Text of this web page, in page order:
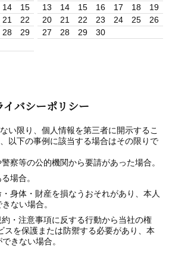
14
15
21
22
28
29
13
14 15 16 17 18
19
20
21 22 23 24 25
26
27
28 29 30
イバシーポリシー
い限り、個人情報を第三者に開示するこ
以下の事例に該当する場合はその限りで
察等の公的機関から要請があった場合。
場合。
身体・財産を損なうおそれがあり、本人
ない場合。
・注意事項に反する行動から当社の権
スを保護または防禦する必要があり、本
きない場合。